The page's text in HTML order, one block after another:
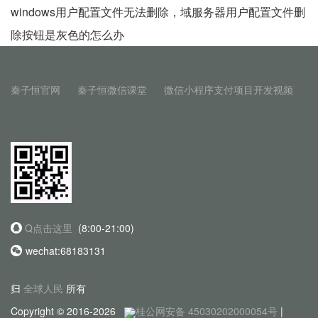
windows用户配置文件无法删除，域服务器用户配置文件删
除按钮是灰色的怎么办
秦子恒官网 秦子恒微信课堂 微信小程序支付项目开发视频
Q点击这里 (8:00-21:00)
wechat:68183131
归 全球人民 所有
Copyright © 2016-2026
桂公网安备 45030202000054号 |